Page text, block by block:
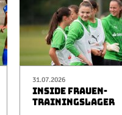
31.07.2026
INSIDE FRAUEN-
TRAININGSLAGER